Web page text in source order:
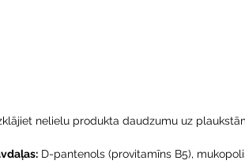
nelielu produkta daudzumu uz
D-pantenols (provitamīns B5),